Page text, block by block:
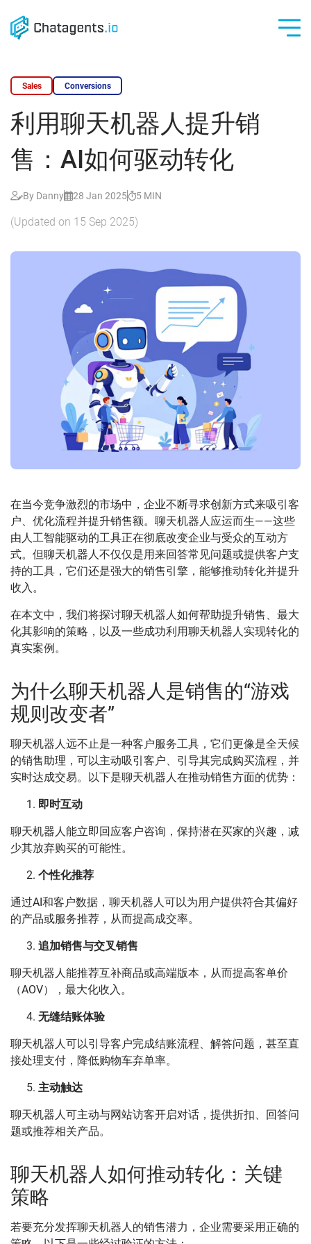
main
Sales Conversions
利用聊天机器人提升销
售：AI如何驱动转化
By Danny 28 Jan 2025 5 MIN
(Updated on 15 Sep 2025)
在当今竞争激烈的市场中，企业不断寻求创新方式来吸引客
户、优化流程并提升销售额。聊天机器人应运而生——这些
由人工智能驱动的工具正在彻底改变企业与受众的互动方
式。但聊天机器人不仅仅是用来回答常见问题或提供客户支
持的工具，它们还是强大的销售引擎，能够推动转化并提升
收入。
在本文中，我们将探讨聊天机器人如何帮助提升销售、最大
化其影响的策略，以及一些成功利用聊天机器人实现转化的
真实案例。
为什么聊天机器人是销售的“游戏
规则改变者”
聊天机器人远不止是一种客户服务工具，它们更像是全天候
的销售助理，可以主动吸引客户、引导其完成购买流程，并
实时达成交易。以下是聊天机器人在推动销售方面的优势：
即时互动
聊天机器人能立即回应客户咨询，保持潜在买家的兴趣，减
少其放弃购买的可能性。
个性化推荐
通过AI和客户数据，聊天机器人可以为用户提供符合其偏好
的产品或服务推荐，从而提高成交率。
追加销售与交叉销售
聊天机器人能推荐互补商品或高端版本，从而提高客单价
（AOV），最大化收入。
无缝结账体验
聊天机器人可以引导客户完成结账流程、解答问题，甚至直
接处理支付，降低购物车弃单率。
主动触达
聊天机器人可主动与网站访客开启对话，提供折扣、回答问
题或推荐相关产品。
聊天机器人如何推动转化：关键
策略
若要充分发挥聊天机器人的销售潜力，企业需要采用正确的